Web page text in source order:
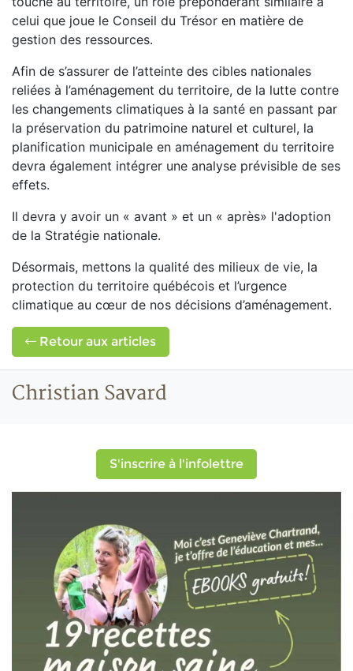
celui que joue le Conseil du Trésor en matière de
gestion des ressources.
Afin de s’assurer de l’atteinte des cibles nationales
reliées à l’aménagement du territoire, de la lutte contre
les changements climatiques à la santé en passant par
la préservation du patrimoine naturel et culturel, la
planification municipale en aménagement du territoire
devra également intégrer une analyse prévisible de ses
effets.
Il devra y avoir un « avant » et un « après» l'adoption
de la Stratégie nationale.
Désormais, mettons la qualité des milieux de vie, la
protection du territoire québécois et l’urgence
climatique au cœur de nos décisions d’aménagement.
Retour aux articles
Christian Savard
S'inscrire à l'infolettre